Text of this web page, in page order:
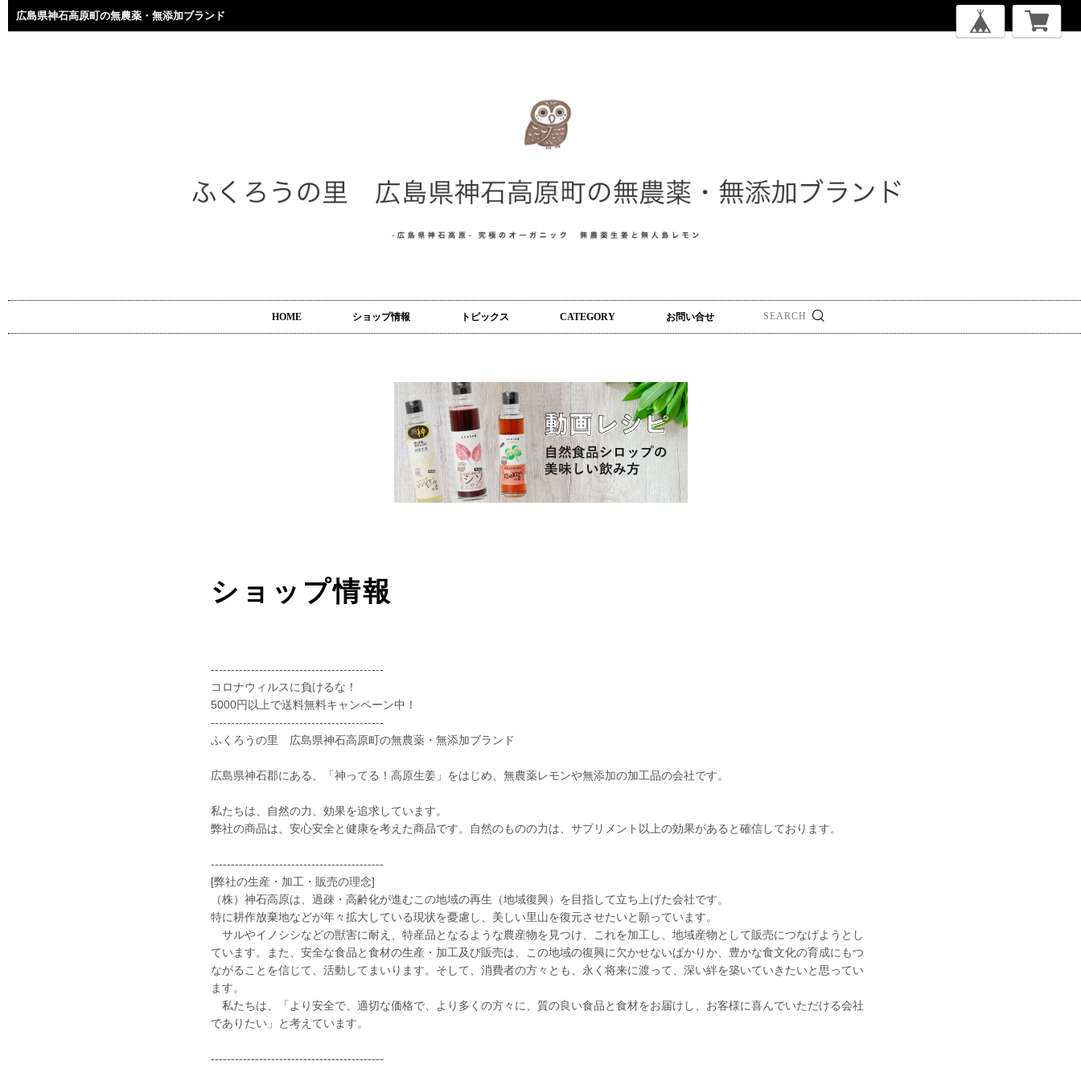
広島県神石高原町の無農薬・無添加ブランド
HOME ショップ情報 トピックス CATEGORY お問い合せ
ショップ情報
-------------------------------------------
コロナウィルスに負けるな！
5000円以上で送料無料キャンペーン中！
-------------------------------------------
ふくろうの里 広島県神石高原町の無農薬・無添加ブランド
広島県神石郡にある、「神ってる！高原生姜」をはじめ、無農薬レモンや無添加の加工品の会社です。
私たちは、自然の力、効果を追求しています。
弊社の商品は、安心安全と健康を考えた商品です。自然のものの力は、サプリメント以上の効果があると確信しております。
-------------------------------------------
[弊社の生産・加工・販売の理念]
（株）神石高原は、過疎・高齢化が進むこの地域の再生（地域復興）を目指して立ち上げた会社です。
特に耕作放棄地などが年々拡大している現状を憂慮し、美しい里山を復元させたいと願っています。
サルやイノシシなどの獣害に耐え、特産品となるような農産物を見つけ、これを加工し、地域産物として販売につなげようとし
ています。また、安全な食品と食材の生産・加工及び販売は、この地域の復興に欠かせないばかりか、豊かな食文化の育成にもつ
ながることを信じて、活動してまいります。そして、消費者の方々とも、永く将来に渡って、深い絆を築いていきたいと思ってい
ます。
私たちは、「より安全で、適切な価格で、より多くの方々に、質の良い食品と食材をお届けし、お客様に喜んでいただける会社
でありたい」と考えています。
-------------------------------------------